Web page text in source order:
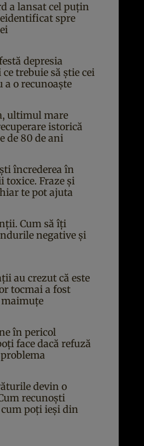
a lansat cel puțin
spre
depresia
trebuie să știe cei
o recunoaște
ultimul mare
istorică
de 80 de ani
încrederea în
toxice. Fraze și
te pot ajuta
Cum să îți
negative și
au crezut că este
tocmai a fost
maimuțe
în pericol
face dacă refuză
devin o
recunoști
poți ieși din